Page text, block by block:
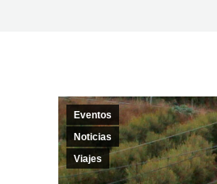
Eventos
Noticias
Viajes